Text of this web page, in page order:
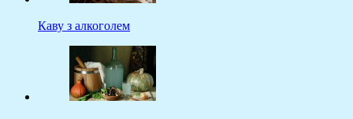
Каву з алкоголем